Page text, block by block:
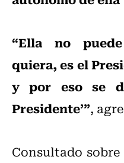
“Ella no
quiera, es el
y por eso se
Presidente’”,
Consultado sobre